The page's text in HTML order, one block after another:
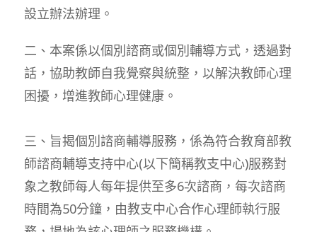
設立辦法辦理。
二、本案係以個別諮商或個別輔導方式，透過對
話，協助教師自我覺察與統整，以解決教師心理
困擾，增進教師心理健康。
三、旨揭個別諮商輔導服務，係為符合教育部教
師諮商輔導支持中心(以下簡稱教支中心)服務對
象之教師每人每年提供至多6次諮商，每次諮商
時間為50分鐘，由教支中心合作心理師執行服